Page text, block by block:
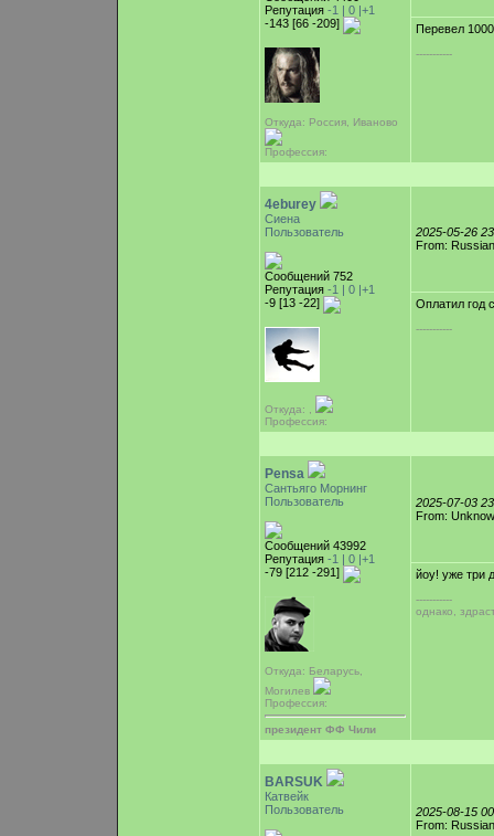
Репутация -1 | 0 |+1
-143 [66 -209]
Откуда: Россия, Иваново
Профессия:
Перевел
-----------
4eburey
Сиена
Пользователь
Сообщений 752
Репутация -1 | 0 |+1
-9 [13 -22]
Откуда: ,
Профессия:
2025-05-26
From:
Оплатил год
-----------
Pensa
Сантьяго Морнинг
Пользователь
Сообщений 43992
Репутация -1 | 0 |+1
-79 [212 -291]
Откуда: Беларусь,
Могилев
Профессия:
президент ФФ Чили
2025-07-03
From:
йоу! уже три
-----------
однако,
BARSUK
Катвейк
Пользователь
2025-08-15
From: